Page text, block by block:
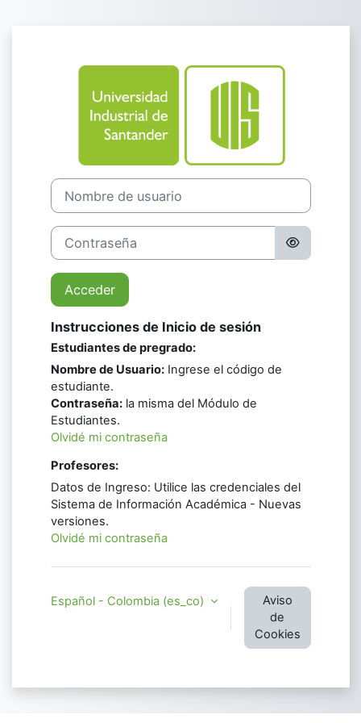
Entrar a
Nombre de usuario
Contraseña
Acceder
Instrucciones de Inicio de sesión
Estudiantes de pregrado:
Nombre de Usuario:Ingrese el código de
estudiante.
Contraseña:la misma del Módulo de
Estudiantes.
Olvidé mi contraseña
Profesores:
Datos de Ingreso: Utilice las credenciales del
Sistema de Información Académica - Nuevas
versiones.
Olvidé mi contraseña
Español - Colombia ‎(es_co)‎
Aviso
de
Cookies